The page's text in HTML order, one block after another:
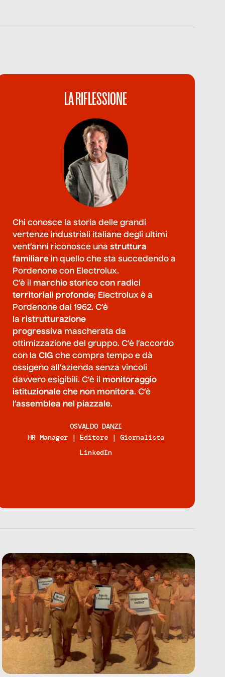
LA RIFLESSIONE
Chi conosce la storia delle grandi
vertenze industriali italiane degli ultimi
vent’anni riconosce unastruttura
familiare in quello che sta succedendo a
Pordenone con Electrolux.
C’è il marchio storico con radici
territoriali profonde; Electrolux è a
Pordenone dal 1962. C’è
la ristrutturazione
progressiva mascherata da
ottimizzazione del gruppo. C’è l’accordo
con laCIG che compra tempo e dà
ossigeno all’azienda senza vincoli
davvero esigibili. C’è il monitoraggio
istituzionale che non monitora. C’è
l’assemblea nel piazzale.
OSVALDO DANZI
HR Manager | Editore | Giornalista
LinkedIn